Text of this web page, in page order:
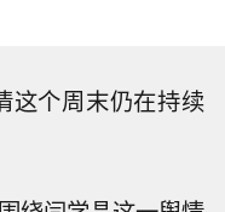
这个周末仍在持续